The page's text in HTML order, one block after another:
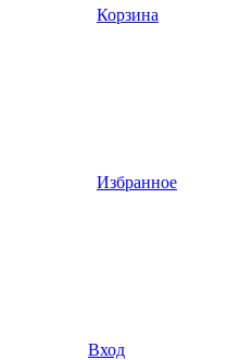
Корзина
Избранное
Вход